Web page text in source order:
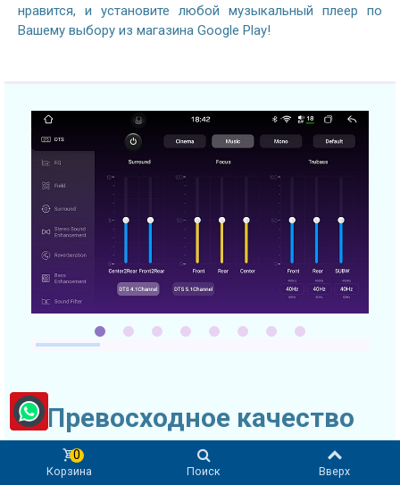
нравится, и установите любой музыкальный плеер по
Вашему выбору из магазина Google Play!
Превосходное качество
звука
Корзина
0
Поиск Вверх